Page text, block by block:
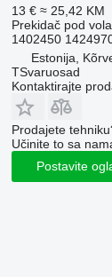
13 € ≈ 25,42 KM
Prekidač pod
1402450
Estonija,
TSvaruosad
Kontaktirajte
Prodajete
Učinite to sa
Postavite